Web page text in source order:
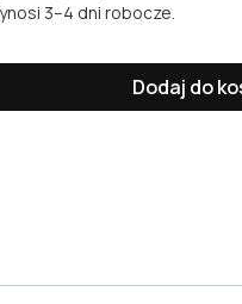
3–4 dni robocze.
Dodaj do